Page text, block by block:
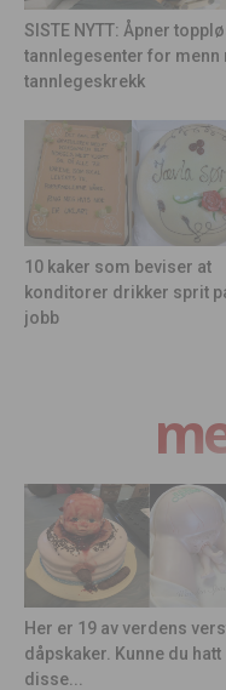
SISTE NYTT: Åpner
tannlegesenter for menn
tannlegeskrekk
10 kaker som beviser at
konditorer drikker sprit
jobb
Her er 19 av verdens
dåpskaker. Kunne du hatt
disse...